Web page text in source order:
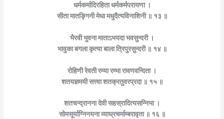
धर्मकर्मादिरहिता धर्मकर्मपरायणा ।
सीता मातङ्गिनी मेधा मधुदैत्यविनाशिनी ॥ १३ ॥
भैरवी भुवना माताऽभयदा भवसुन्दरी ।
भावुका बगला कृत्या बाला त्रिपुरसुन्दरी ॥ १४ ॥
रोहिणी रेवती रम्या रम्भा रावणवन्दिता ।
शतयज्ञमयी सत्त्वा शतक्रतुवरप्रदा ॥ १५ ॥
शतचन्द्रानना देवी सहस्रादित्यसन्निभा ।
सोमसूर्याग्निनयना व्याघ्रचर्माम्बरावृता ॥ १६ ॥